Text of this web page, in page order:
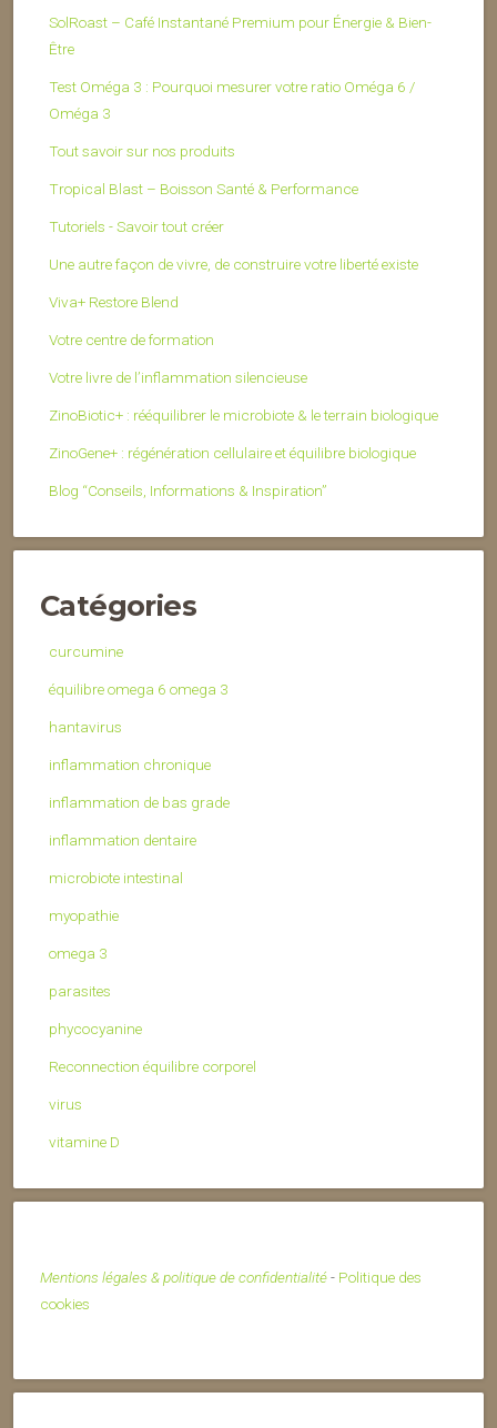
SolRoast – Café Instantané Premium pour Énergie & Bien-
Être
Test Oméga 3 : Pourquoi mesurer votre ratio Oméga 6 /
Oméga 3
Tout savoir sur nos produits
Tropical Blast – Boisson Santé & Performance
Tutoriels - Savoir tout créer
Une autre façon de vivre, de construire votre liberté existe
Viva+ Restore Blend
Votre centre de formation
Votre livre de l’inflammation silencieuse
ZinoBiotic+ : rééquilibrer le microbiote & le terrain biologique
ZinoGene+ : régénération cellulaire et équilibre biologique
Blog “Conseils, Informations & Inspiration”
Catégories
curcumine
équilibre omega 6 omega 3
hantavirus
inflammation chronique
inflammation de bas grade
inflammation dentaire
microbiote intestinal
myopathie
omega 3
parasites
phycocyanine
Reconnection équilibre corporel
virus
vitamine D
Mentions légales & politique de confidentialité- Politique des
cookies